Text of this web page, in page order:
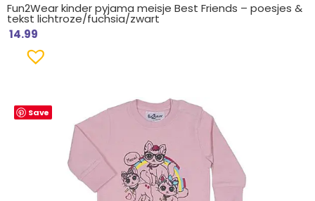
Fun2Wear kinder pyjama meisje Best Friends – poesjes &
tekst lichtroze/fuchsia/zwart
14.99
Save